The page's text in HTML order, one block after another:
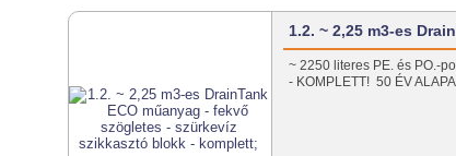
1.2. ~ 2,25 m3-es
~ 2250 literes PE. és PO.-
- KOMPLETT! 50 ÉV